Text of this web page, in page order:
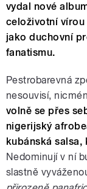
vydal nové
celoživotní vírou
jako duchovní
fanatismu.
Pestrobarevná
nesouvisí,
volně se přes
nigerijský
kubánská
Nedominují v ní
slastně